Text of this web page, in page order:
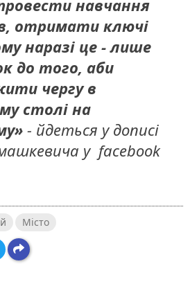
навчання
отримати ключі
наразі це - лише
до того, аби
чергу в
столі на
- йдеться у дописі
у facebook
Місто